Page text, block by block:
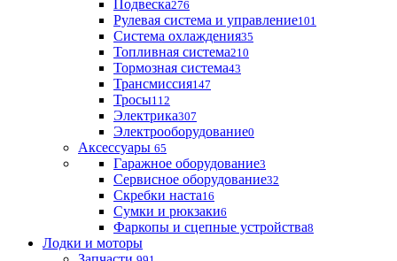
Подвеска276
Рулевая система и управление101
Система охлаждения35
Топливная система210
Тормозная система43
Трансмиссия147
Тросы112
Электрика307
Электрооборудование0
Аксессуары 65
Гаражное оборудование3
Сервисное оборудование32
Скребки наста16
Сумки и рюкзаки6
Фаркопы и сцепные устройства8
Лодки и моторы